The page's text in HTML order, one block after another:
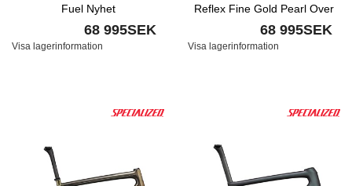
Fuel Nyhet
68 995SEK
Visa lagerinformation
Reflex Fine Gold Pearl Over
White/Satin Carbon Nyhet
68 995SEK
Visa lagerinformation